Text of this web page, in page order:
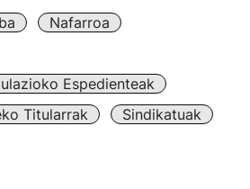
Nafarroa
Espedienteak
Titularrak
Sindikatuak